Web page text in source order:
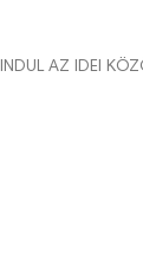
INDUL AZ IDEI